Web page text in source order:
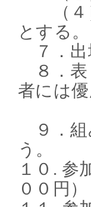
（４）
とする。
７．出
８．
者には
また
９．組
う。
１０.
００円）